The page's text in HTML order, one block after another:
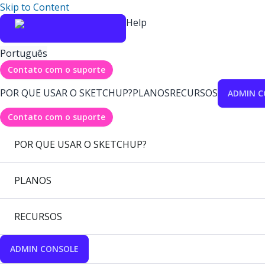
Skip to Content
Help
Português
Contato com o suporte
POR QUE USAR O SKETCHUP?PLANOSRECURSOS ADMIN
Contato com o suporte
POR QUE USAR O SKETCHUP?
PLANOS
RECURSOS
ADMIN CONSOLE